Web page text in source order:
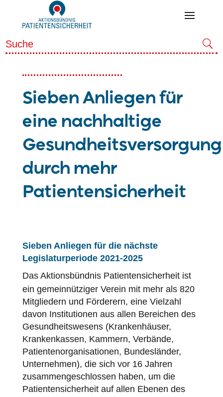
Sieben Anliegen für
eine nachhaltige
Gesundheitsversorgung
durch mehr
Patientensicherheit
Sieben Anliegen für die nächste
Legislaturperiode 2021‐2025
Das Aktionsbündnis Patientensicherheitist
ein gemeinnütziger Verein mit mehr als 820
Mitgliedern und Förderern, eine Vielzahl
davon Institutionen aus allen Bereichen des
Gesundheitswesens (Krankenhäuser,
Krankenkassen, Kammern, Verbände,
Patientenorganisationen, Bundesländer,
Unternehmen), die sich vor 16 Jahren
zusammengeschlossen haben, um die
Patientensicherheitauf allen Ebenen des